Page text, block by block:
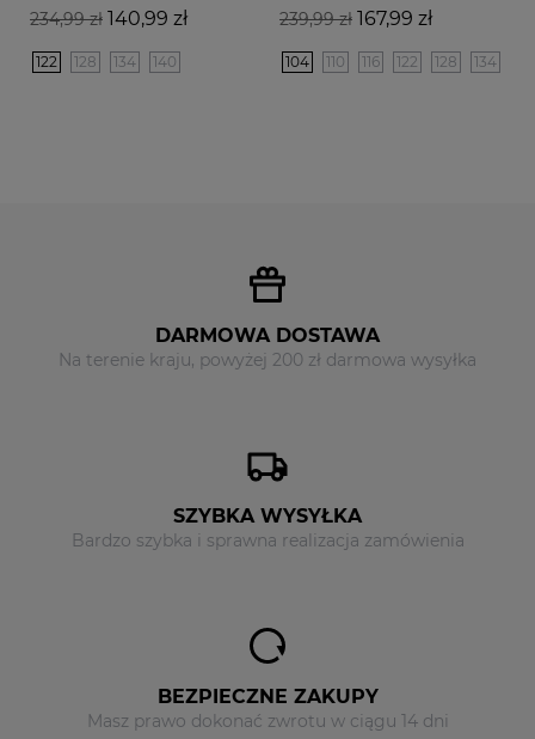
Cena
234,99 zł Cena
140,99 zł
122 128 134 140
Cena
239,99 zł Cena
167,99 zł
104 110 116 122 128 134
DARMOWA DOSTAWA
Na terenie kraju, powyżej 200 zł darmowa wysyłka
SZYBKA WYSYŁKA
Bardzo szybka i sprawna realizacja zamówienia
BEZPIECZNE ZAKUPY
Masz prawo dokonać zwrotu w ciągu 14 dni